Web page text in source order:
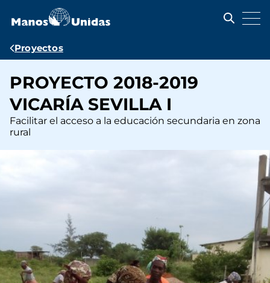
contenido
Ruta
navegación
Proyectos
PROYECTO 2018-2019
VICARÍA SEVILLA I
Facilitar el acceso a la educación secundaria en zona
rural